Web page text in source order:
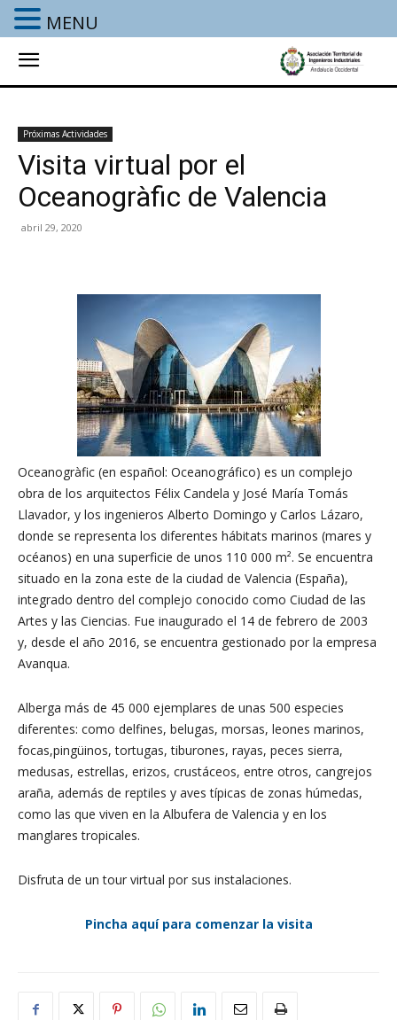
Próximas Actividades
Visita virtual por el
Oceanogràfic de Valencia
abril 29, 2020
Oceanogràfic (en español: Oceanográfico) es un complejo
obra de los arquitectos Félix Candela y José María Tomás
Llavador, y los ingenieros Alberto Domingo y Carlos Lázaro,
donde se representa los diferentes hábitats marinos (mares y
océanos) en una superficie de unos 110 000 m². Se encuentra
situado en la zona este de la ciudad de Valencia (España),
integrado dentro del complejo conocido como Ciudad de las
Artes y las Ciencias. Fue inaugurado el 14 de febrero de 2003
y, desde el año 2016, se encuentra gestionado por la empresa
Avanqua.
Alberga más de 45 000 ejemplares de unas 500 especies
diferentes: como delfines, belugas, morsas, leones marinos,
focas,pingüinos, tortugas, tiburones, rayas, peces sierra,
medusas, estrellas, erizos, crustáceos, entre otros, cangrejos
araña, además de reptiles y aves típicas de zonas húmedas,
como las que viven en la Albufera de Valencia y en los
manglares tropicales.
Disfruta de un tour virtual por sus instalaciones.
Pincha aquí para comenzar la visita
MENU